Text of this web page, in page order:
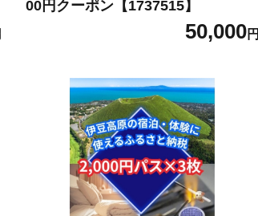
00円クーポン【1737515】
50,000円